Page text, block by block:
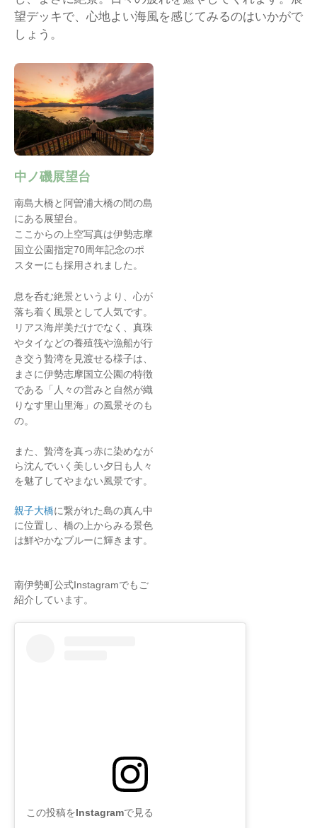
望デッキで、心地よい海風を感じてみるのはいかがで
しょう。
中ノ磯展望台
南島大橋と阿曽浦大橋の間の島
にある展望台。
ここからの上空写真は伊勢志摩
国立公園指定70周年記念のポ
スターにも採用されました。
息を呑む絶景というより、心が
落ち着く風景として人気です。
リアス海岸美だけでなく、真珠
やタイなどの養殖筏や漁船が行
き交う贄湾を見渡せる様子は、
まさに伊勢志摩国立公園の特徴
である「人々の営みと自然が織
りなす里山里海」の風景そのも
の。
また、贄湾を真っ赤に染めなが
ら沈んでいく美しい夕日も人々
を魅了してやまない風景です。
親子大橋に繋がれた島の真ん中
に位置し、橋の上からみる景色
は鮮やかなブルーに輝きます。
南伊勢町公式Instagramでもご
紹介しています。
この投稿をInstagramで見る